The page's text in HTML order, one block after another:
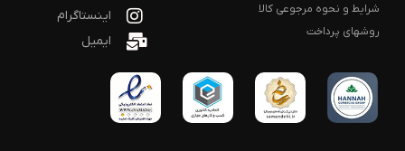
شرایط و نحوه مرجوعی کالا
روشهای پرداخت
اینستاگرام
ایمیل